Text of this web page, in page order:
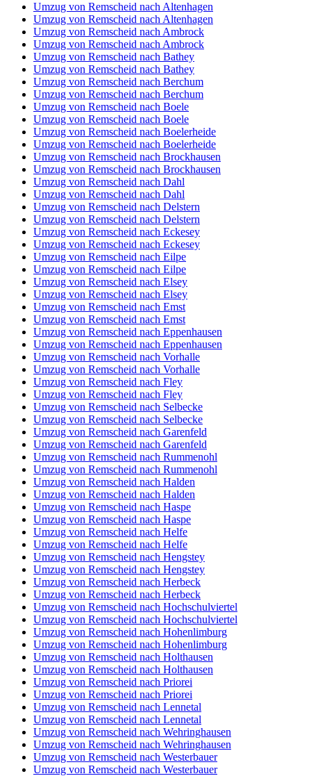
Umzug von Remscheid nach Altenhagen
Umzug von Remscheid nach Altenhagen
Umzug von Remscheid nach Ambrock
Umzug von Remscheid nach Ambrock
Umzug von Remscheid nach Bathey
Umzug von Remscheid nach Bathey
Umzug von Remscheid nach Berchum
Umzug von Remscheid nach Berchum
Umzug von Remscheid nach Boele
Umzug von Remscheid nach Boele
Umzug von Remscheid nach Boelerheide
Umzug von Remscheid nach Boelerheide
Umzug von Remscheid nach Brockhausen
Umzug von Remscheid nach Brockhausen
Umzug von Remscheid nach Dahl
Umzug von Remscheid nach Dahl
Umzug von Remscheid nach Delstern
Umzug von Remscheid nach Delstern
Umzug von Remscheid nach Eckesey
Umzug von Remscheid nach Eckesey
Umzug von Remscheid nach Eilpe
Umzug von Remscheid nach Eilpe
Umzug von Remscheid nach Elsey
Umzug von Remscheid nach Elsey
Umzug von Remscheid nach Emst
Umzug von Remscheid nach Emst
Umzug von Remscheid nach Eppenhausen
Umzug von Remscheid nach Eppenhausen
Umzug von Remscheid nach Vorhalle
Umzug von Remscheid nach Vorhalle
Umzug von Remscheid nach Fley
Umzug von Remscheid nach Fley
Umzug von Remscheid nach Selbecke
Umzug von Remscheid nach Selbecke
Umzug von Remscheid nach Garenfeld
Umzug von Remscheid nach Garenfeld
Umzug von Remscheid nach Rummenohl
Umzug von Remscheid nach Rummenohl
Umzug von Remscheid nach Halden
Umzug von Remscheid nach Halden
Umzug von Remscheid nach Haspe
Umzug von Remscheid nach Haspe
Umzug von Remscheid nach Helfe
Umzug von Remscheid nach Helfe
Umzug von Remscheid nach Hengstey
Umzug von Remscheid nach Hengstey
Umzug von Remscheid nach Herbeck
Umzug von Remscheid nach Herbeck
Umzug von Remscheid nach Hochschulviertel
Umzug von Remscheid nach Hochschulviertel
Umzug von Remscheid nach Hohenlimburg
Umzug von Remscheid nach Hohenlimburg
Umzug von Remscheid nach Holthausen
Umzug von Remscheid nach Holthausen
Umzug von Remscheid nach Priorei
Umzug von Remscheid nach Priorei
Umzug von Remscheid nach Lennetal
Umzug von Remscheid nach Lennetal
Umzug von Remscheid nach Wehringhausen
Umzug von Remscheid nach Wehringhausen
Umzug von Remscheid nach Westerbauer
Umzug von Remscheid nach Westerbauer